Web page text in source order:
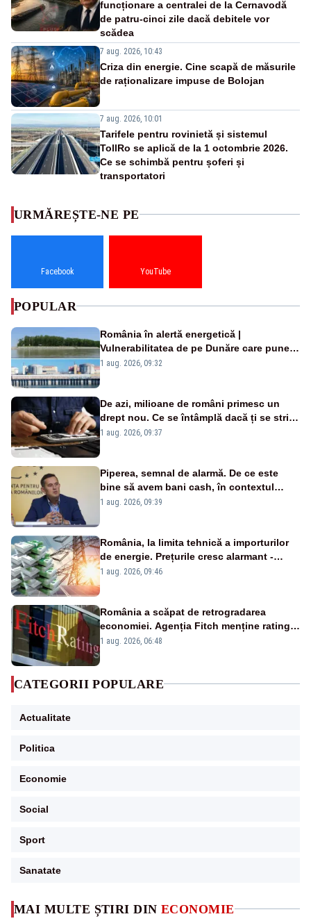
funcționare a centralei de la Cernavodă
de patru-cinci zile dacă debitele vor
scădea
7 aug. 2026, 10:43
Criza din energie. Cine scapă de măsurile
de raționalizare impuse de Bolojan
7 aug. 2026, 10:01
Tarifele pentru rovinietă și sistemul
TollRo se aplică de la 1 octombrie 2026.
Ce se schimbă pentru șoferi și
transportatori
MAI MULTE ȘTIRI DIN ECONOMIE
URMĂREȘTE-NE PE
Facebook YouTube
POPULAR
România în alertă energetică |
Vulnerabilitatea de pe Dunăre care pune
în pericol Centrala Cernavodă era
1 aug. 2026, 09:32
De azi, milioane de români primesc un
drept nou. Ce se întâmplă dacă ți se strică
un produs
1 aug. 2026, 09:37
Piperea, semnal de alarmă. De ce este
bine să avem bani cash, în contextul
alertei energetice?
1 aug. 2026, 09:39
România, la limita tehnică a importurilor
de energie. Prețurile cresc alarmant -
Analiză Realitatea Plus
1 aug. 2026, 09:46
România a scăpat de retrogradarea
economiei. Agenția Fitch menține ratingul
„BBB-” cu perspectivă negativă
1 aug. 2026, 06:48
CATEGORII POPULARE
Actualitate
Politica
Economie
Social
Sport
Sanatate